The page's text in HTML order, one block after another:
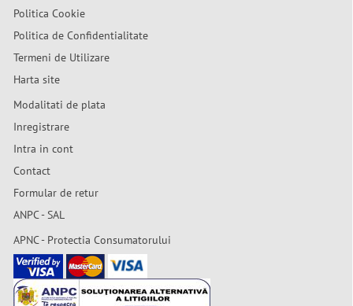
Politica Cookie
Politica de Confidentialitate
Termeni de Utilizare
Harta site
Modalitati de plata
Inregistrare
Intra in cont
Contact
Formular de retur
ANPC - SAL
APNC - Protectia Consumatorului